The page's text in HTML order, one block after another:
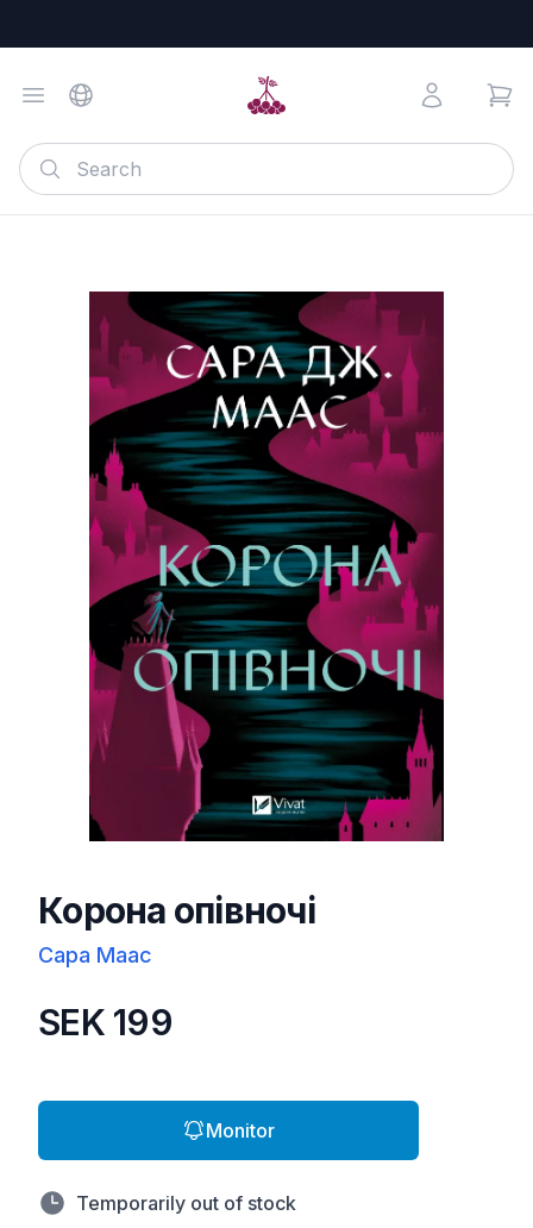
Корона опівночі
Сара Маас
SEK 199
Monitor
Temporarily out of stock